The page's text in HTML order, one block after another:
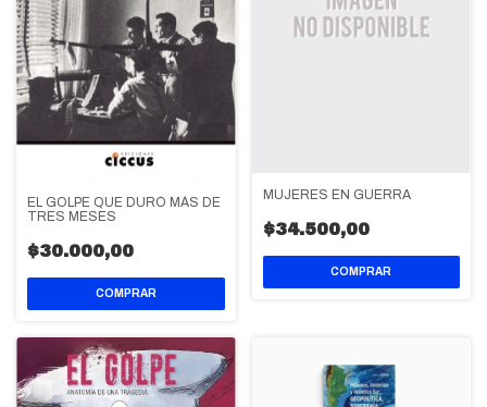
EL GOLPE QUE DURÓ MÁS DE
TRES MESES
$30.000,00
MUJERES EN GUERRA
$34.500,00